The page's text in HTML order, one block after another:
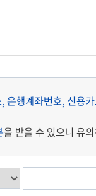
행계좌번호, 신용
을 받을 수 있으니 유